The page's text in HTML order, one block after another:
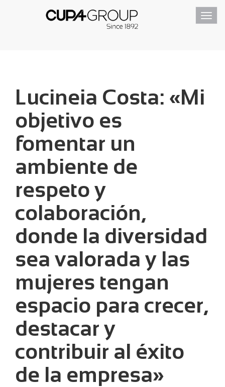
Lucineia Costa: «Mi
objetivo es
fomentar un
ambiente de
respeto y
colaboración,
donde la diversidad
sea valorada y las
mujeres tengan
espacio para crecer,
destacar y
contribuir al éxito
de la empresa»